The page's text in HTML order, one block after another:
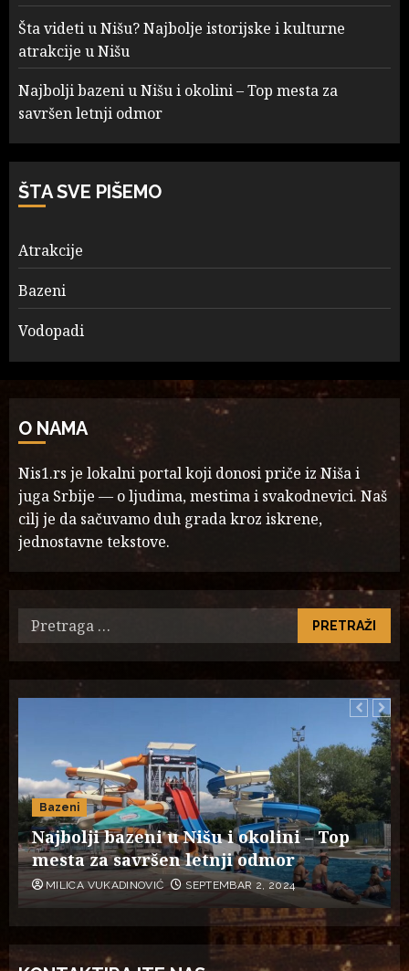
Šta videti u Nišu? Najbolje istorijske i kulturne
atrakcije u Nišu
Najbolji bazeni u Nišu i okolini – Top mesta za
savršen letnji odmor
ŠTA SVE PIŠEMO
Atrakcije
Bazeni
Vodopadi
O NAMA
Nis1.rs je lokalni portal koji donosi priče iz Niša i
juga Srbije — o ljudima, mestima i svakodnevici. Naš
cilj je da sačuvamo duh grada kroz iskrene,
jednostavne tekstove.
Pretraga
za:
Bazeni
Najbolji bazeni u Nišu i okolini – Top
mesta za savršen letnji odmor
MILICA VUKADINOVIĆ SEPTEMBAR 2, 2024